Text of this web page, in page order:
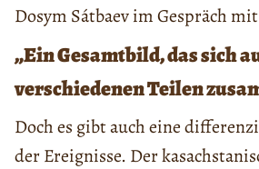
Dosym Sátbaev im Gespräch mit
„Ein Gesamtbild, das sich
verschiedenen Teilen
Doch es gibt auch eine
der Ereignisse. Der